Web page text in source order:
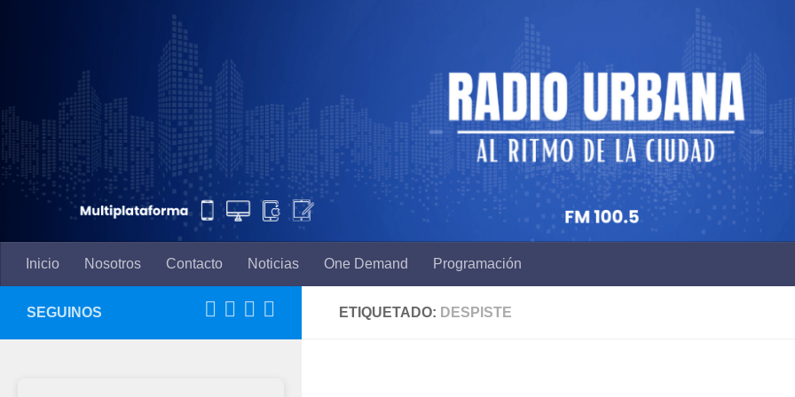
Inicio Nosotros Contacto Noticias One Demand Programación
ETIQUETADO: DESPISTE
SEGUINOS